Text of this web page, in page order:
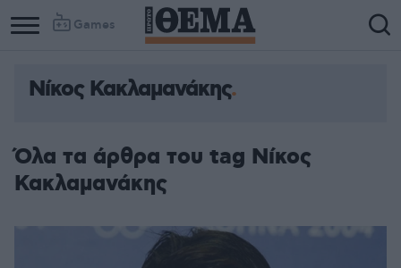
Games
Νίκος Κακλαμανάκης
Όλα τα άρθρα του tag Νίκος
Κακλαμανάκης